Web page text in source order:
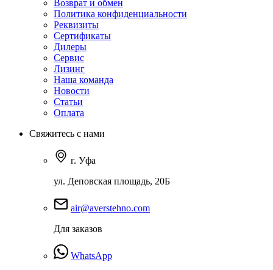
Возврат и обмен
Политика конфиденциальности
Реквизиты
Сертификаты
Дилеры
Сервис
Лизинг
Наша команда
Новости
Статьи
Оплата
Свяжитесь с нами
г. Уфа
ул. Деповская площадь, 20Б
air@averstehno.com
Для заказов
WhatsApp